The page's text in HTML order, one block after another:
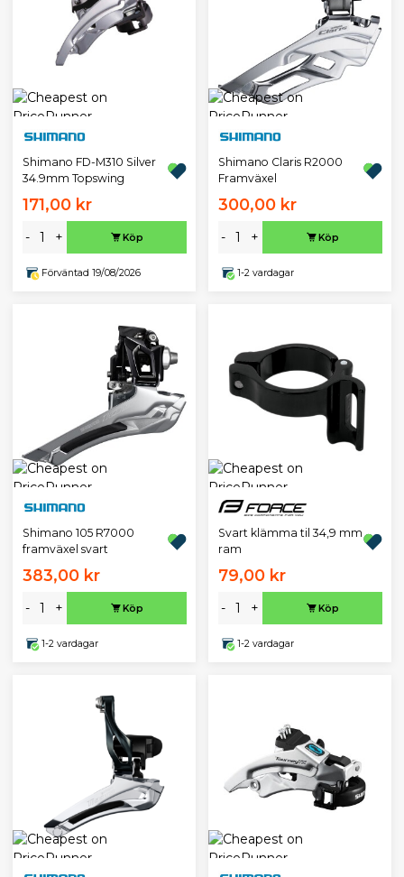
Shimano FD-M310 Silver
34.9mm Topswing
171,00 kr
- + Köp
Förväntad 19/08/2026
Shimano Claris R2000
Framväxel
300,00 kr
- + Köp
1-2 vardagar
Shimano 105 R7000
framväxel svart
383,00 kr
- + Köp
1-2 vardagar
Svart klämma til 34,9 mm
ram
79,00 kr
- + Köp
1-2 vardagar